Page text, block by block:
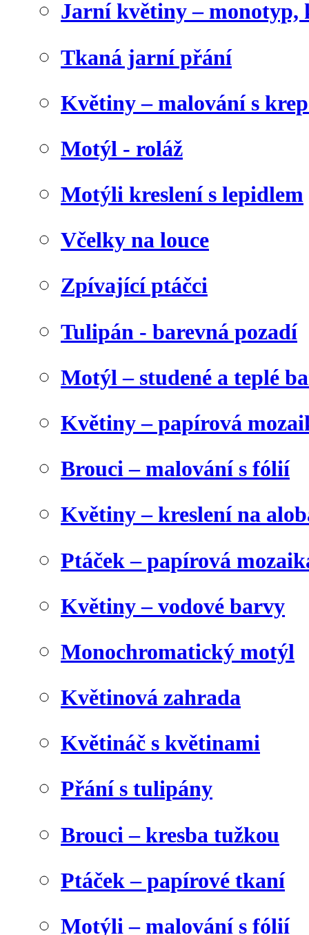
Jarní květiny – monotyp,
Tkaná jarní přání
Květiny – malování s
Motýl - roláž
Motýli kreslení s lepidlem
Včelky na louce
Zpívající ptáčci
Tulipán - barevná pozadí
Motýl – studené a teplé
Květiny – papírová
Brouci – malování s fólií
Květiny – kreslení na
Ptáček – papírová
Květiny – vodové barvy
Monochromatický motýl
Květinová zahrada
Květináč s květinami
Přání s tulipány
Brouci – kresba tužkou
Ptáček – papírové tkaní
Motýli – malování s fólií